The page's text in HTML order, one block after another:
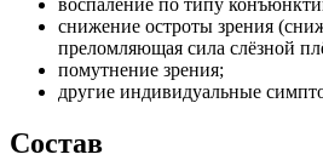
снижение остроты зрения
преломляющая сила слёзной
помутнение зрения;
другие индивидуальные
Состав